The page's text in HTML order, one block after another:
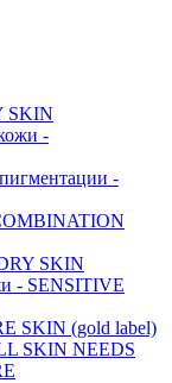
SKIN
-
-
SKIN
- SENSITIVE
SKIN (gold label)
SKIN NEEDS